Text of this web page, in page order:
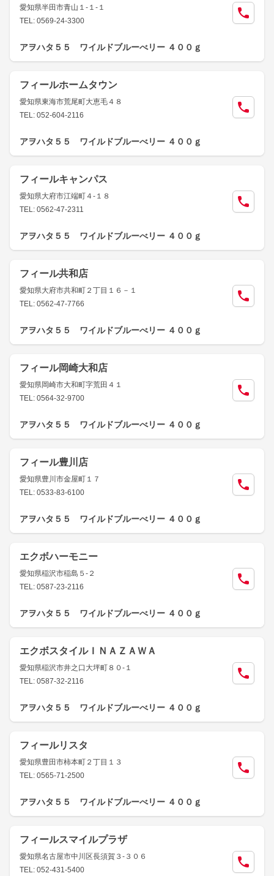
愛知県半田市青山１-１-１
TEL: 0569-24-3300
アヲハタ５５ ワイルドブルーべリー ４００ｇ
フィールホームタウン
愛知県東海市荒尾町大恵毛４８
TEL: 052-604-2116
アヲハタ５５ ワイルドブルーべリー ４００ｇ
フィールキャンパス
愛知県大府市江端町４-１８
TEL: 0562-47-2311
アヲハタ５５ ワイルドブルーべリー ４００ｇ
フィール共和店
愛知県大府市共和町２丁目１６－１
TEL: 0562-47-7766
アヲハタ５５ ワイルドブルーべリー ４００ｇ
フィール岡崎大和店
愛知県岡崎市大和町字荒田４１
TEL: 0564-32-9700
アヲハタ５５ ワイルドブルーべリー ４００ｇ
フィール豊川店
愛知県豊川市金屋町１７
TEL: 0533-83-6100
アヲハタ５５ ワイルドブルーべリー ４００ｇ
エクボハーモニー
愛知県稲沢市稲島５-２
TEL: 0587-23-2116
アヲハタ５５ ワイルドブルーべリー ４００ｇ
エクボスタイルＩＮＡＺＡＷＡ
愛知県稲沢市井之口大坪町８０-１
TEL: 0587-32-2116
アヲハタ５５ ワイルドブルーべリー ４００ｇ
フィールリスタ
愛知県豊田市柿本町２丁目１３
TEL: 0565-71-2500
アヲハタ５５ ワイルドブルーべリー ４００ｇ
フィールスマイルプラザ
愛知県名古屋市中川区長須賀３-３０６
TEL: 052-431-5400